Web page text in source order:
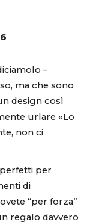
–
ma che sono
design così
urlare «Lo
non ci
per
di
“per forza”
regalo davvero